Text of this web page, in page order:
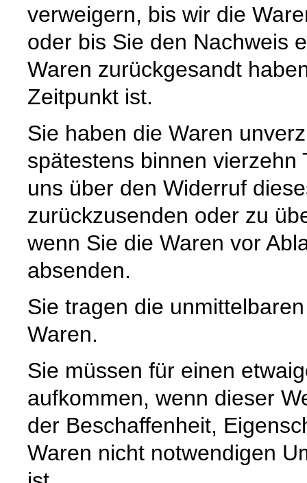
verweigern, bis wir die
oder bis Sie den Nachweis
Waren zurückgesandt
Zeitpunkt ist.
Sie haben die Waren
spätestens binnen vierzehn
uns über den Widerruf
zurückzusenden oder zu
wenn Sie die Waren vor
absenden.
Sie tragen die
Waren.
Sie müssen für einen
aufkommen, wenn dieser
der Beschaffenheit,
Waren nicht notwendigen